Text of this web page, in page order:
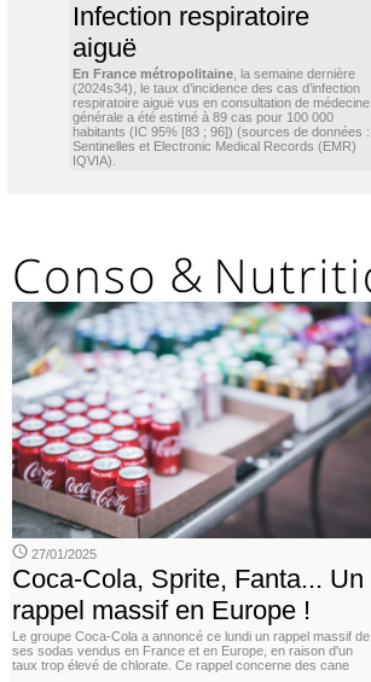
Infection respiratoire
aiguë
En France métropolitaine , la semaine dernière
(2024s34), le taux d’incidence des cas d’infection
respiratoire aiguë vus en consultation de médecine
générale a été estimé à 89 cas pour 100 000
habitants (IC 95% [83 ; 96]) (sources de données :
Sentinelles et Electronic Medical Records (EMR)
IQVIA).
27/01/2025
Coca-Cola, Sprite, Fanta... Un
rappel massif en Europe !
Le groupe Coca-Cola a annoncé ce lundi un rappel massif de
ses sodas vendus en France et en Europe, en raison d'un
taux trop élevé de chlorate. Ce rappel concerne des cane